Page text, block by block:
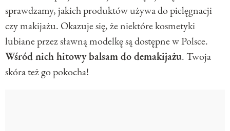
sprawdzamy, jakich produktów używa do pielęgnacji
czy makijażu. Okazuje się, że niektóre kosmetyki
lubiane przez sławną modelkę są dostępne w Polsce.
Wśród nich hitowy balsam do demakijażu. Twoja
skóra też go pokocha!